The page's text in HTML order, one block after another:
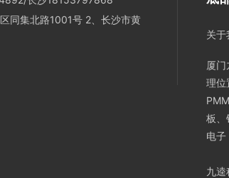
同集北路1001号 2、长沙市黄
关于
厦
理位
板、
电子
九